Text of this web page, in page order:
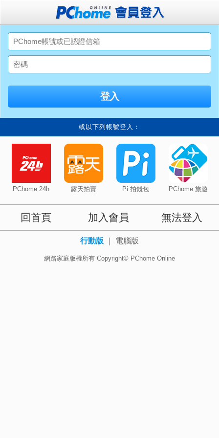
或以下列帳號登入：
PChome 24h 露天拍賣 Pi 拍錢包 PChome 旅遊
回首頁 加入會員 無法登入
行動版 電腦版
網路家庭版權所有 Copyright© PChome Online